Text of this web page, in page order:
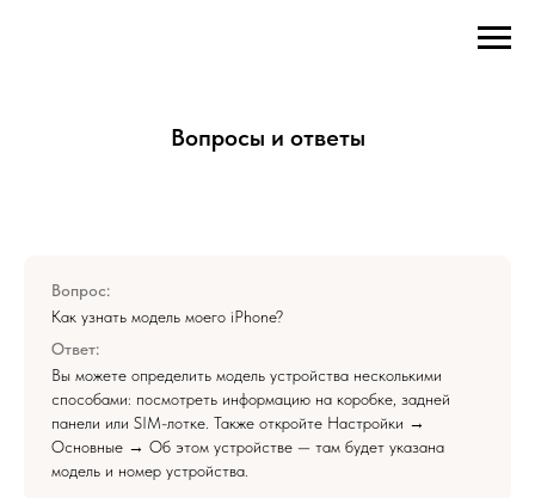
Вопросы и ответы
Вопрос:
Как узнать модель моего iPhone?
Ответ:
Вы можете определить модель устройства несколькими
способами: посмотреть информацию на коробке, задней
панели или SIM-лотке. Также откройте Настройки →
Основные → Об этом устройстве — там будет указана
модель и номер устройства.